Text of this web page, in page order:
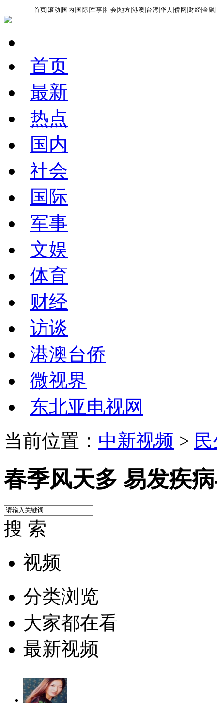
首页 |滚动 国内 国际 |军事 |社会 |地方 |港澳 台湾 |华人 |侨网 财经 |金融 |
首页
最新
热点
国内
社会
国际
军事
文娱
体育
财经
访谈
港澳台侨
微视界
东北亚电视网
当前位置： 中新视频 >
春季风天多 易发疾
搜 索
视频
分类浏览
大家都在看
最新视频